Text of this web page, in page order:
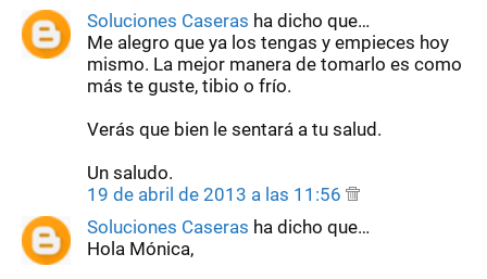
Soluciones Caseras ha dicho que…
Me alegro que ya los tengas y empieces hoy
mismo. La mejor manera de tomarlo es como
más te guste, tibio o frío.
Verás que bien le sentará a tu salud.
Un saludo.
19 de abril de 2013 a las 11:56
Soluciones Caseras ha dicho que…
Hola Mónica,